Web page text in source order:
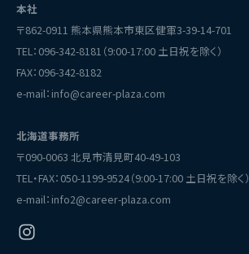
本社
〒862-0911 熊本県熊本市東区健軍3-39-14-701
TEL： 096-342-8181 （9:00-17:00 土日祝を除く）
FAX：096-342-8182
e-mail： info@career-plaza.com
北海道事務所
〒090-0063 北見市清見町40-49-103
TEL・FAX： 050-1199-9524（9:00-17:00 土日祝を除く）
e-mail： info2@career-plaza.com